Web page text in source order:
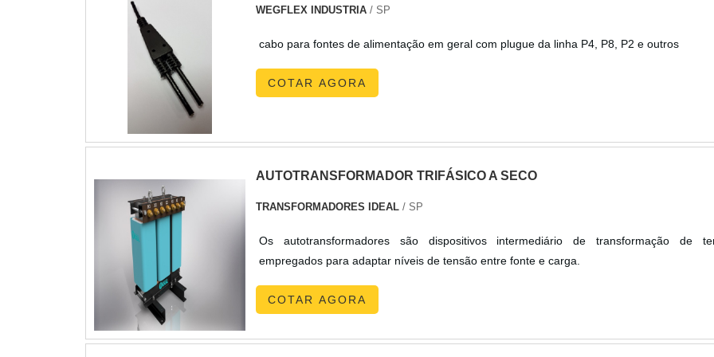
WEGFLEX INDUSTRIA/ SP
cabo para fontes de alimentação em geral com plugue da linha P4, P8, P2 e outros
COTAR AGORA
AUTOTRANSFORMADOR TRIFÁSICO A SECO
TRANSFORMADORES IDEAL/ SP
Os autotransformadores são dispositivos intermediário de transformação de
empregados para adaptar níveis de tensão entre fonte e carga.
COTAR AGORA